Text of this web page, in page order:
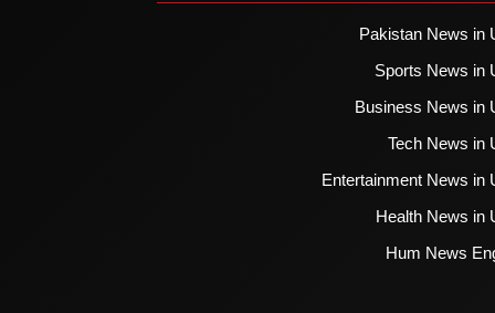
Pakistan News in
Sports News in
Business News in
Tech News in
Entertainment News in
Health News in
Hum News